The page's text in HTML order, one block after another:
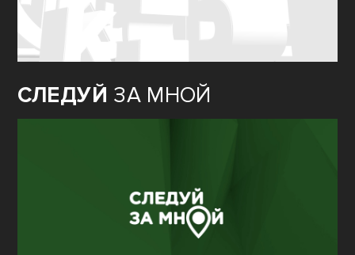
СЛЕДУЙ ЗА МНОЙ